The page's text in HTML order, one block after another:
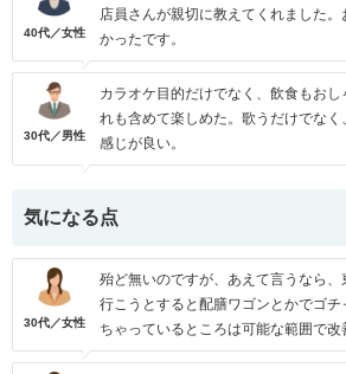
40代／女性
店員さんが親切に教えてくれました
かったです。
30代／男性
カラオケ目的だけでなく、飲食もお
れも含めて楽しめた。歌うだけでな
感じが良い。
気になる点
30代／女性
殆ど無いのですが、あえて言うなら
行こうとすると配膳ワゴンとかでゴ
ちゃっているところは可能な範囲で改